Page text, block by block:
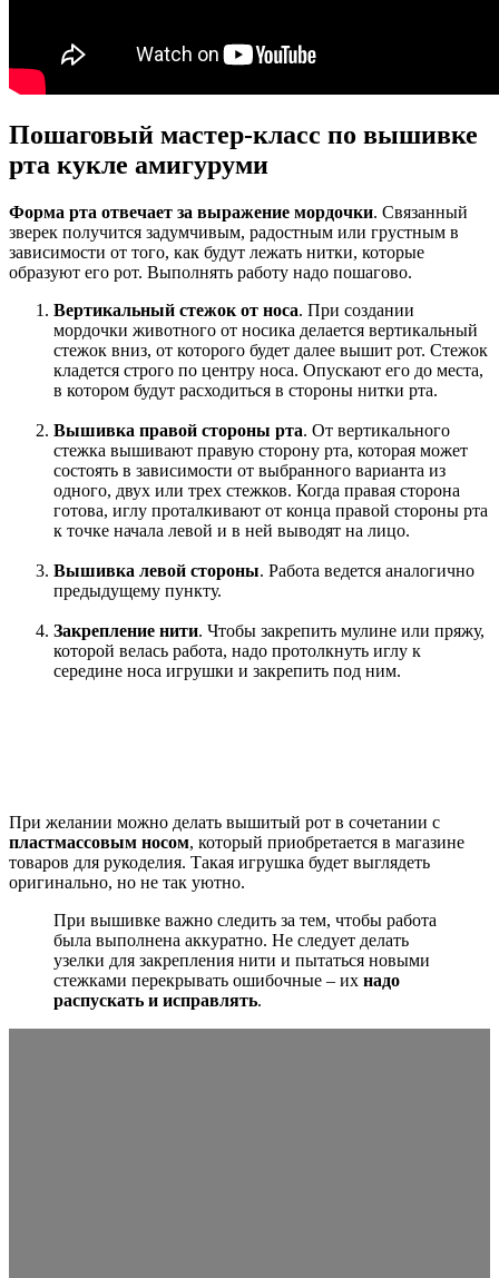
Пошаговый мастер-класс по вышивке
рта кукле амигуруми
Форма рта отвечает за выражение мордочки. Связанный
зверек получится задумчивым, радостным или грустным в
зависимости от того, как будут лежать нитки, которые
образуют его рот. Выполнять работу надо пошагово.
Вертикальный стежок от носа. При создании
мордочки животного от носика делается вертикальный
стежок вниз, от которого будет далее вышит рот. Стежок
кладется строго по центру носа. Опускают его до места,
в котором будут расходиться в стороны нитки рта.
Вышивка правой стороны рта. От вертикального
стежка вышивают правую сторону рта, которая может
состоять в зависимости от выбранного варианта из
одного, двух или трех стежков. Когда правая сторона
готова, иглу проталкивают от конца правой стороны рта
к точке начала левой и в ней выводят на лицо.
Вышивка левой стороны. Работа ведется аналогично
предыдущему пункту.
Закрепление нити. Чтобы закрепить мулине или пряжу,
которой велась работа, надо протолкнуть иглу к
середине носа игрушки и закрепить под ним.
При желании можно делать вышитый рот в сочетании с
пластмассовым носом, который приобретается в магазине
товаров для рукоделия. Такая игрушка будет выглядеть
оригинально, но не так уютно.
При вышивке важно следить за тем, чтобы работа
была выполнена аккуратно. Не следует делать
узелки для закрепления нити и пытаться новыми
стежками перекрывать ошибочные – их надо
распускать и исправлять.